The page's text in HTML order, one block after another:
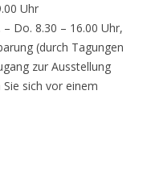
Uhr
Do. 8.30 – 16.00 Uhr,
(durch Tagungen
zur Ausstellung
sich vor einem